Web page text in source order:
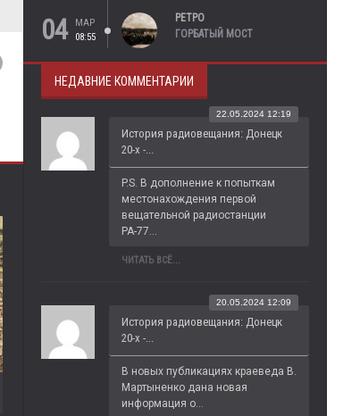
04
МАР
08:55
РЕТРО
ГОРБАТЫЙ МОСТ
НЕДАВНИЕ КОММЕНТАРИИ
История радиовещания: Донецк
20-х -...
22.05.2024 12:19
P.S. В дополнение к попыткам
местонахождения первой
вещательной радиостанции
РА-77...
ЧИТАТЬ ВСЁ...
История радиовещания: Донецк
20-х -...
20.05.2024 12:09
В новых публикациях краеведа В.
Мартыненко дана новая
информация о...